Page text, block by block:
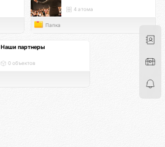
4 атома
Папка
Наши партнеры
0 объектов